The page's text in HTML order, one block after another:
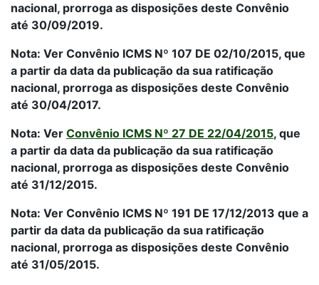
nacional, prorroga as disposições deste Convênio
até 30/09/2019.
Nota: Ver Convênio ICMS Nº 107 DE 02/10/2015, que
a partir da data da publicação da sua ratificação
nacional, prorroga as disposições deste Convênio
até 30/04/2017.
Nota: Ver Convênio ICMS Nº 27 DE 22/04/2015, que
a partir da data da publicação da sua ratificação
nacional, prorroga as disposições deste Convênio
até 31/12/2015.
Nota: Ver Convênio ICMS Nº 191 DE 17/12/2013 que a
partir da data da publicação da sua ratificação
nacional, prorroga as disposições deste Convênio
até 31/05/2015.